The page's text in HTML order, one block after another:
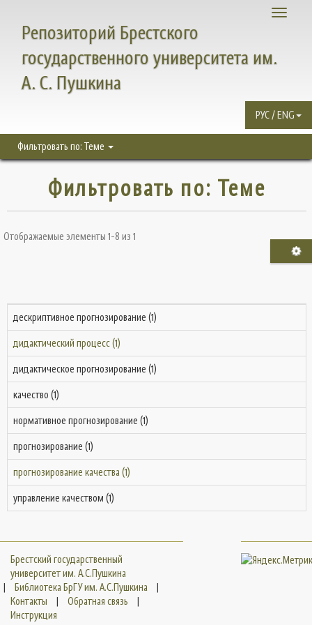
Toggle
Репозиторий Брестского
государственного университета им.
А. С. Пушкина
РУС / ENG
Фильтровать по: Теме
Фильтровать по: Теме
Отображаемые элементы 1-8 из 1
дескриптивное прогнозирование (1)
дидактический процесс (1)
дидактическое прогнозирование (1)
качество (1)
нормативное прогнозирование (1)
прогнозирование (1)
прогнозирование качества (1)
управление качеством (1)
Брестский государственный
университет им. А.С.Пушкина
|
Библиотека БрГУ им. А.С.Пушкина
|
Контакты
| Обратная связь
|
Инструкция